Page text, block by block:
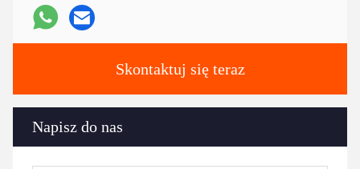
Skontaktuj się teraz
Napisz do nas